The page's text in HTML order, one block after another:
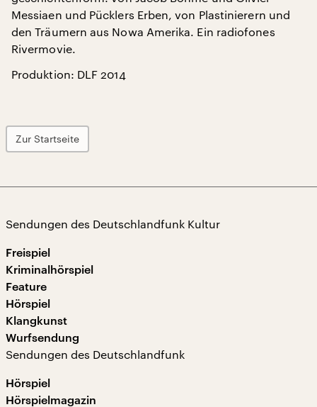
Messiaen und Pücklers Erben, von Plastinierern und
den Träumern aus Nowa Amerika. Ein radiofones
Rivermovie.
Produktion: DLF 2014
Zur Startseite
Sendungen des Deutschlandfunk Kultur
Freispiel
Kriminalhörspiel
Feature
Hörspiel
Klangkunst
Wurfsendung
Sendungen des Deutschlandfunk
Hörspiel
Hörspielmagazin